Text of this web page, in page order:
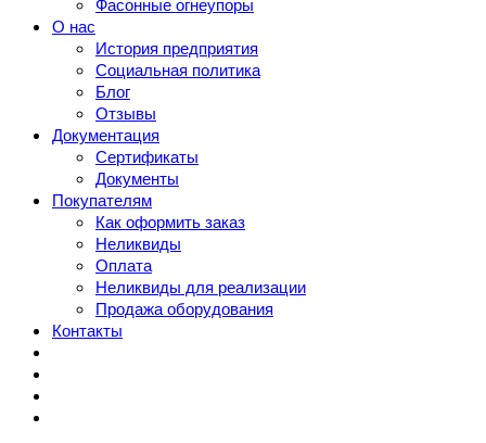
Фасонные огнеупоры
О нас
История предприятия
Социальная политика
Блог
Отзывы
Документация
Сертификаты
Документы
Покупателям
Как оформить заказ
Неликвиды
Оплата
Неликвиды для реализации
Продажа оборудования
Контакты